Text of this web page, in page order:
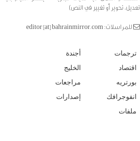
تعديل، تحوير أو تغيير في النص)
للمراسلات: editor [at] bahrainmirror.com
ترجمات
اقتصاد
بورتريه
انفوجرافك
ملفات
أجندة
الخليج
مراجعات
إصدارات